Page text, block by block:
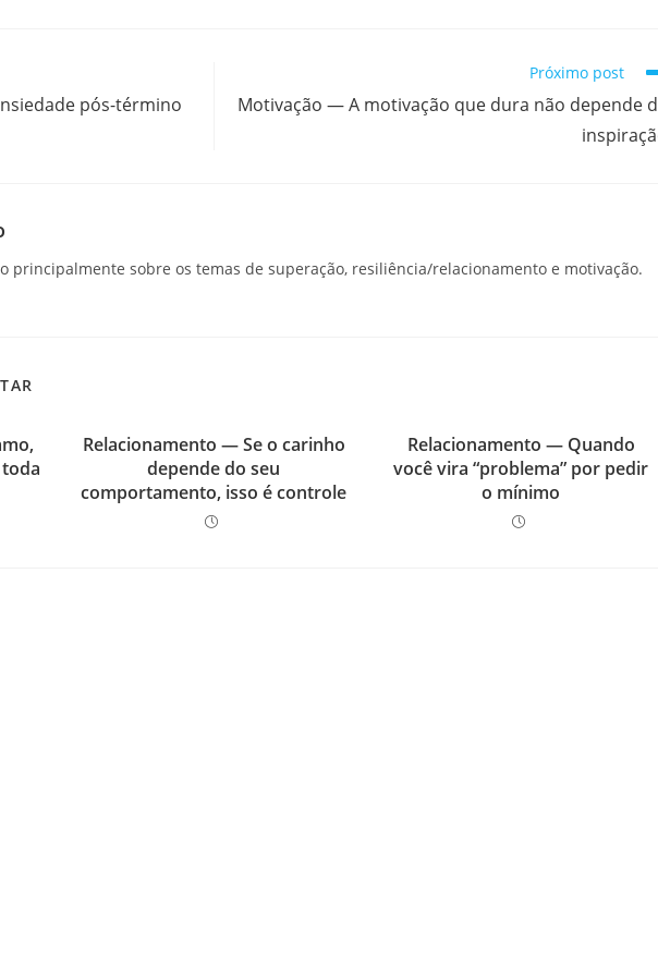
pós-término
Próximo post
Motivação — A motivação que dura não depende
principalmente sobre os temas de superação, resiliência/relacionamento e motivação.
Relacionamento — Se o carinho
depende do seu
comportamento, isso é controle
Relacionamento — Quando
você vira “problema” por pedir
o mínimo